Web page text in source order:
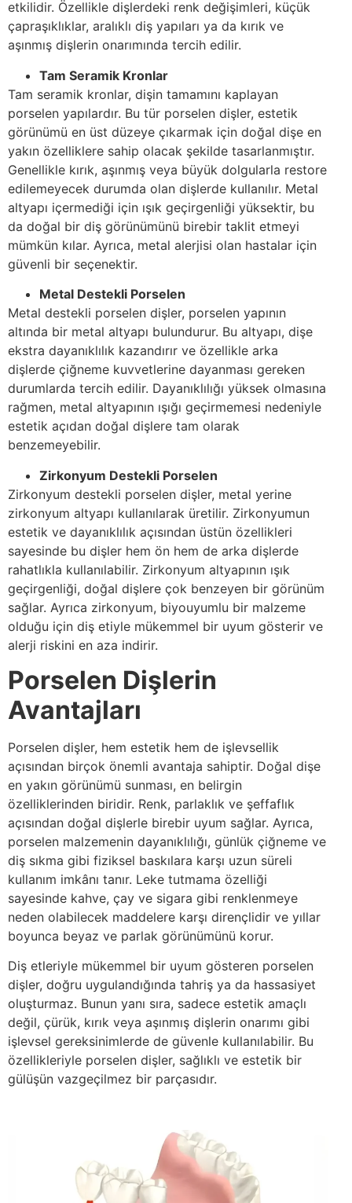
etkilidir. Özellikle dişlerdeki renk değişimleri, küçük
çapraşıklıklar, aralıklı diş yapıları ya da kırık ve
aşınmış dişlerin onarımında tercih edilir.
Tam Seramik Kronlar
Tam seramik kronlar, dişin tamamını kaplayan
porselen yapılardır. Bu tür porselen dişler, estetik
görünümü en üst düzeye çıkarmak için doğal dişe en
yakın özelliklere sahip olacak şekilde tasarlanmıştır.
Genellikle kırık, aşınmış veya büyük dolgularla restore
edilemeyecek durumda olan dişlerde kullanılır. Metal
altyapı içermediği için ışık geçirgenliği yüksektir, bu
da doğal bir diş görünümünü birebir taklit etmeyi
mümkün kılar. Ayrıca, metal alerjisi olan hastalar için
güvenli bir seçenektir.
Metal Destekli Porselen
Metal destekli porselen dişler, porselen yapının
altında bir metal altyapı bulundurur. Bu altyapı, dişe
ekstra dayanıklılık kazandırır ve özellikle arka
dişlerde çiğneme kuvvetlerine dayanması gereken
durumlarda tercih edilir. Dayanıklılığı yüksek olmasına
rağmen, metal altyapının ışığı geçirmemesi nedeniyle
estetik açıdan doğal dişlere tam olarak
benzemeyebilir.
Zirkonyum Destekli Porselen
Zirkonyum destekli porselen dişler, metal yerine
zirkonyum altyapı kullanılarak üretilir. Zirkonyumun
estetik ve dayanıklılık açısından üstün özellikleri
sayesinde bu dişler hem ön hem de arka dişlerde
rahatlıkla kullanılabilir. Zirkonyum altyapının ışık
geçirgenliği, doğal dişlere çok benzeyen bir görünüm
sağlar. Ayrıca zirkonyum, biyouyumlu bir malzeme
olduğu için diş etiyle mükemmel bir uyum gösterir ve
alerji riskini en aza indirir.
Porselen Dişlerin
Avantajları
Porselen dişler, hem estetik hem de işlevsellik
açısından birçok önemli avantaja sahiptir. Doğal dişe
en yakın görünümü sunması, en belirgin
özelliklerinden biridir. Renk, parlaklık ve şeffaflık
açısından doğal dişlerle birebir uyum sağlar. Ayrıca,
porselen malzemenin dayanıklılığı, günlük çiğneme ve
diş sıkma gibi fiziksel baskılara karşı uzun süreli
kullanım imkânı tanır. Leke tutmama özelliği
sayesinde kahve, çay ve sigara gibi renklenmeye
neden olabilecek maddelere karşı dirençlidir ve yıllar
boyunca beyaz ve parlak görünümünü korur.
Diş etleriyle mükemmel bir uyum gösteren porselen
dişler, doğru uygulandığında tahriş ya da hassasiyet
oluşturmaz. Bunun yanı sıra, sadece estetik amaçlı
değil, çürük, kırık veya aşınmış dişlerin onarımı gibi
işlevsel gereksinimlerde de güvenle kullanılabilir. Bu
özellikleriyle porselen dişler, sağlıklı ve estetik bir
gülüşün vazgeçilmez bir parçasıdır.